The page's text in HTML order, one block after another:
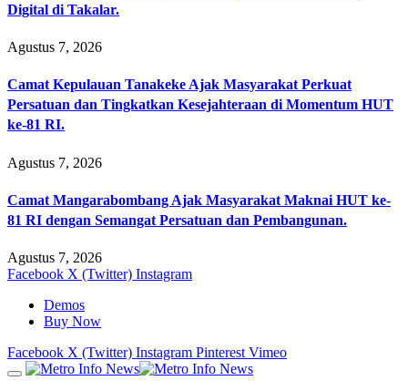
Digital di Takalar.
Agustus 7, 2026
Camat Kepulauan Tanakeke Ajak Masyarakat Perkuat
Persatuan dan Tingkatkan Kesejahteraan di Momentum HUT
ke-81 RI.
Agustus 7, 2026
Camat Mangarabombang Ajak Masyarakat Maknai HUT ke-
81 RI dengan Semangat Persatuan dan Pembangunan.
Agustus 7, 2026
Facebook X (Twitter) Instagram
Demos
Buy Now
Facebook X (Twitter) Instagram Pinterest Vimeo